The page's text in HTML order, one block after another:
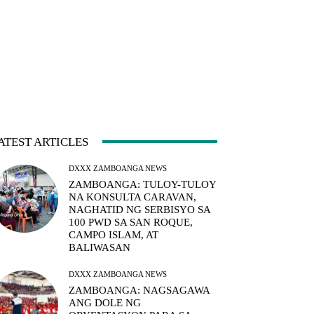
ARTICLES
DXXX ZAMBOANGA NEWS
ZAMBOANGA: TULOY-TULOY
NA KONSULTA CARAVAN,
NAGHATID NG SERBISYO SA
100 PWD SA SAN ROQUE,
CAMPO ISLAM, AT
BALIWASAN
DXXX ZAMBOANGA NEWS
ZAMBOANGA: NAGSAGAWA
ANG DOLE NG